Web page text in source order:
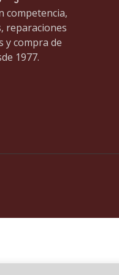
competencia,
reparaciones
y compra de
1977.